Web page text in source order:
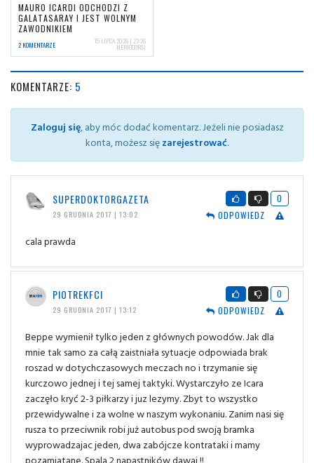
MAURO ICARDI ODCHODZI Z
GALATASARAY I JEST WOLNYM
ZAWODNIKIEM
2 KOMENTARZE 15 LIPCA 2026 | 23:26
NERIOCORSI
KOMENTARZE: 5
Zaloguj się, aby móc dodać komentarz. Jeżeli nie posiadasz
konta, możesz sięzarejestrować.
SUPERDOKTORGAZETA
29 GRUDNIA 2017 | 13:02
0
ODPOWIEDZ
cala prawda
PIOTREKFCI
29 GRUDNIA 2017 | 13:12
0
ODPOWIEDZ
Beppe wymienił tylko jeden z głównych powodów. Jak dla
mnie tak samo za całą zaistniała sytuacje odpowiada brak
roszad w dotychczasowych meczach no i trzymanie się
kurczowo jednej i tej samej taktyki. Wystarczyło ze Icara
zaczęło kryć 2-3 piłkarzy i juz lezymy. Zbyt to wszystko
przewidywalne i za wolne w naszym wykonaniu. Zanim nasi się
rusza to przeciwnik robi już autobus pod swoją bramka
wyprowadzajac jeden, dwa zabójcze kontrataki i mamy
pozamiatane. Spala 2 napastników dawaj !!